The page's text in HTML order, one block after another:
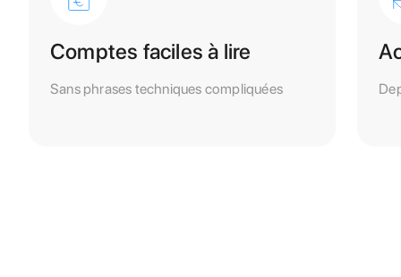
Comptes faciles à lire
Sans phrases techniques compliquées